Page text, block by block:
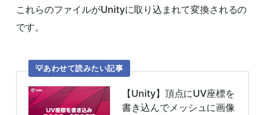
これらのファイルがUnityに取り込まれて変換されるの
です。
あわせて読みたい記事
【Unity】頂点にUV座標を
書き込んでメッシュに画像